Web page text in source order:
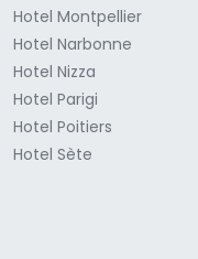
Hotel Montpellier
Hotel Narbonne
Hotel Nizza
Hotel Parigi
Hotel Poitiers
Hotel Sète